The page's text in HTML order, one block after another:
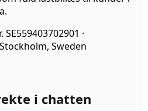
SE559403702901 ·
Sweden
i chatten